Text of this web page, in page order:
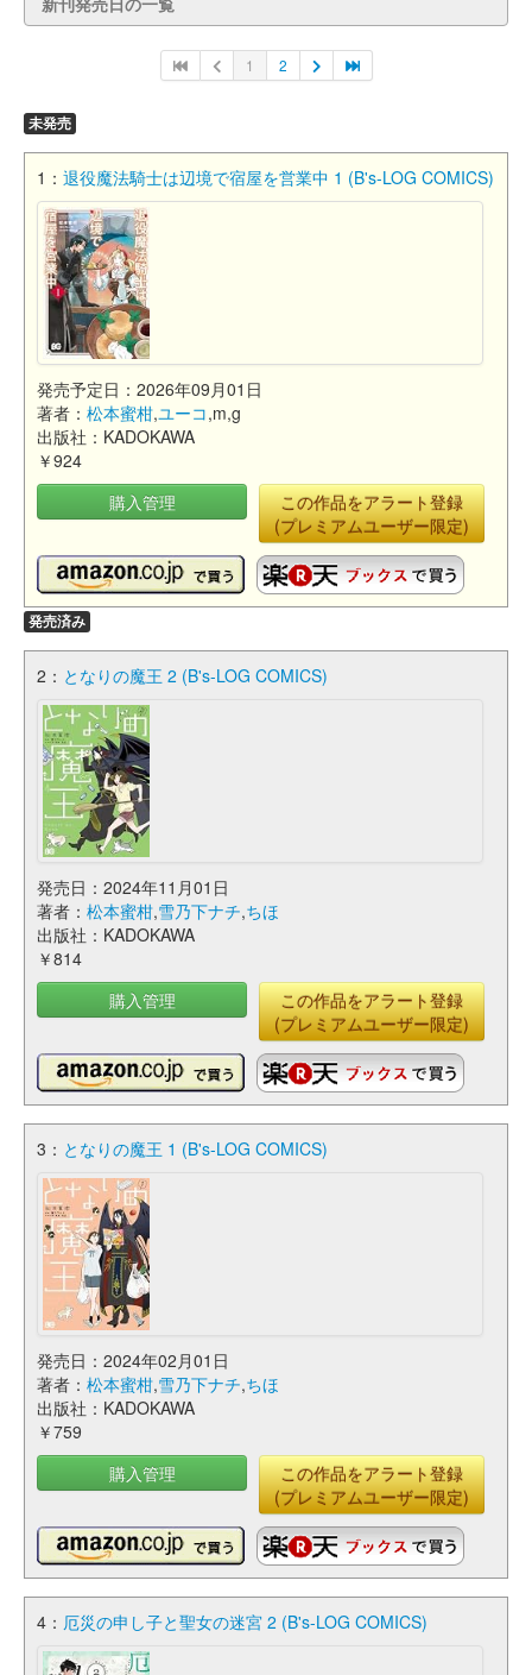
1 2
未発売
1： 退役魔法騎士は辺境で宿屋を営業中 1 (B's-LOG COMICS)
発売予定日：2026年09月01日
著者： 松本蜜柑,ユーコ,m,g
出版社：KADOKAWA
￥924
購入管理
この作品をアラート登録
(プレミアムユーザー限定)
発売済み
2： となりの魔王 2 (B's-LOG COMICS)
発売日：2024年11月01日
著者： 松本蜜柑,雪乃下ナチ,ちほ
出版社：KADOKAWA
￥814
購入管理
この作品をアラート登録
(プレミアムユーザー限定)
3： となりの魔王 1 (B's-LOG COMICS)
発売日：2024年02月01日
著者： 松本蜜柑,雪乃下ナチ,ちほ
出版社：KADOKAWA
￥759
購入管理
この作品をアラート登録
(プレミアムユーザー限定)
4： 厄災の申し子と聖女の迷宮 2 (B's-LOG COMICS)